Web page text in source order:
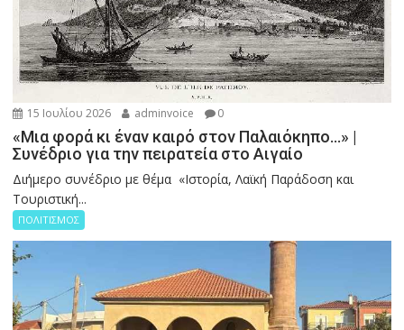
15 Ιουλίου 2026 adminvoice 0
«Μια φορά κι έναν καιρό στον Παλαιόκηπο…» |
Συνέδριο για την πειρατεία στο Αιγαίο
Διήμερο συνέδριο με θέμα «Ιστορία, Λαϊκή Παράδοση και
Τουριστική...
ΠΟΛΙΤΙΣΜΟΣ